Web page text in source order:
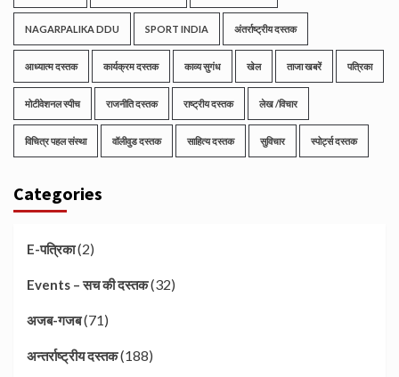
NAGARPALIKA DDU SPORT INDIA अंतर्राष्ट्रीय दस्तक
आध्यात्म दस्तक कार्यक्रम दस्तक काव्य सुगंध खेल ताजा खबरें पत्रिका
मोटीवेशनल स्पीच राजनीति दस्तक राष्ट्रीय दस्तक लेख /विचार
विचित्र पहल संस्था वॉलीवुड दस्तक साहित्य दस्तक सुविचार स्पोर्ट्स दस्तक
Categories
E-पत्रिका(2)
Events – सच की दस्तक(32)
अजब-गजब(71)
अन्तर्राष्ट्रीय दस्तक(188)